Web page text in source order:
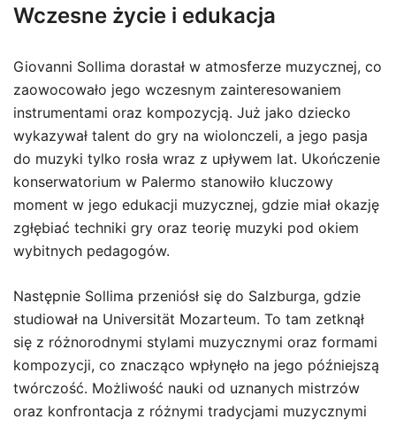
Wczesne życie i edukacja
Giovanni Sollima dorastał w atmosferze muzycznej, co
zaowocowało jego wczesnym zainteresowaniem
instrumentami oraz kompozycją. Już jako dziecko
wykazywał talent do gry na wiolonczeli, a jego pasja
do muzyki tylko rosła wraz z upływem lat. Ukończenie
konserwatorium w Palermo stanowiło kluczowy
moment w jego edukacji muzycznej, gdzie miał okazję
zgłębiać techniki gry oraz teorię muzyki pod okiem
wybitnych pedagogów.
Następnie Sollima przeniósł się do Salzburga, gdzie
studiował na Universität Mozarteum. To tam zetknął
się z różnorodnymi stylami muzycznymi oraz formami
kompozycji, co znacząco wpłynęło na jego późniejszą
twórczość. Możliwość nauki od uznanych mistrzów
oraz konfrontacja z różnymi tradycjami muzycznymi